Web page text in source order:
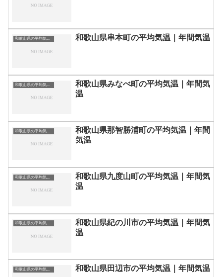
和歌山県の平均気温まとめ 和歌山県串本町の平均気温｜年間気温
和歌山県の平均気温まとめ
和歌山県みなべ町の平均気温｜年間気
温
和歌山県の平均気温まとめ
和歌山県那智勝浦町の平均気温｜年間
気温
和歌山県の平均気温まとめ
和歌山県九度山町の平均気温｜年間気
温
和歌山県の平均気温まとめ
和歌山県紀の川市の平均気温｜年間気
温
和歌山県の平均気温まとめ 和歌山県田辺市の平均気温｜年間気温